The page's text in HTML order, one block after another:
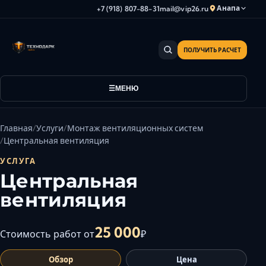
+7 (918) 807-88-31mail@vip26.ru Анапа
Анапа
Владикавказ
Каспийск
МЕНЮ
ПОЛУЧИТЬ РАСЧЕТ
Главная Услуги Монтаж вентиляционных систем
Центральная вентиляция
УСЛУГА
Центральная
вентиляция
Стоимость работ от25 000₽
Обзор Цена